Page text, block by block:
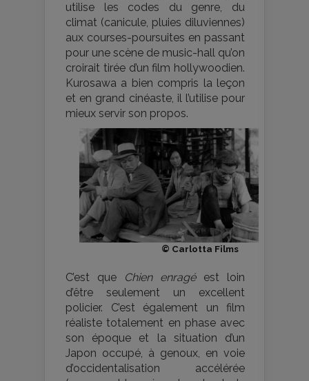
utilise les codes du genre, du
climat (canicule, pluies diluviennes)
aux courses-poursuites en passant
pour une scène de music-hall qu’on
croirait tirée d’un film hollywoodien.
Kurosawa a bien compris la leçon
et en grand cinéaste, il l’utilise pour
mieux servir son propos.
© Carlotta Films
C’est que Chien enragéest loin
d’être seulement un excellent
policier. C’est également un film
réaliste totalement en phase avec
son époque et la situation d’un
Japon occupé, à genoux, en voie
d’occidentalisation accélérée